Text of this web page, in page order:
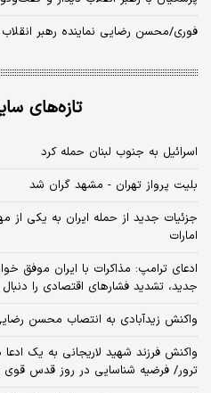
فوری/محسن رضایی نماینده رهبر
تازه‌های
اسرائیل به جنوب لبنان حمله کرد
بلیت پرواز تهران - مشهد گران شد
جزئیات جدید از حمله ایران به یکی از
امارات
ادعای ترامپ: مذاکرات با ایران موفق
جدید، تشدید فشارهای اقتصادی را
واکنش زیدآبادی به انتصاب محسن
واکنش فرزند شهید لاریجانی به یک
ترور/ فرضیه شناسایی در روز قدس